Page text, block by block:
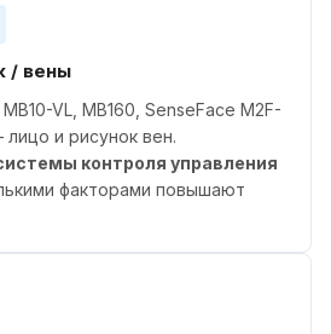
/ вены
VL, MB160, SenseFace M2F-
лицо и рисунок вен.
контроля управления
факторами повышают